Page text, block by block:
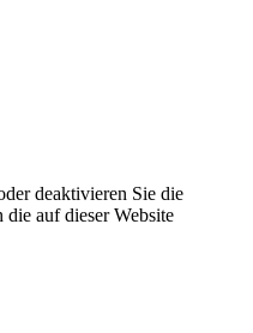
deaktivieren Sie die
auf dieser Website